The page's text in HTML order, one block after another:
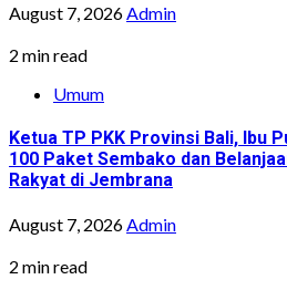
August 7, 2026 Admin
2 min read
Umum
Ketua TP PKK Provinsi Bali, Ibu
100 Paket Sembako dan
Rakyat di Jembrana
August 7, 2026Admin
2 min read